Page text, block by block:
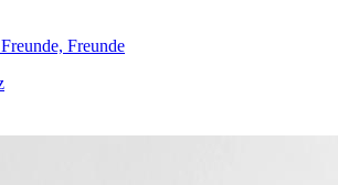
Freunde